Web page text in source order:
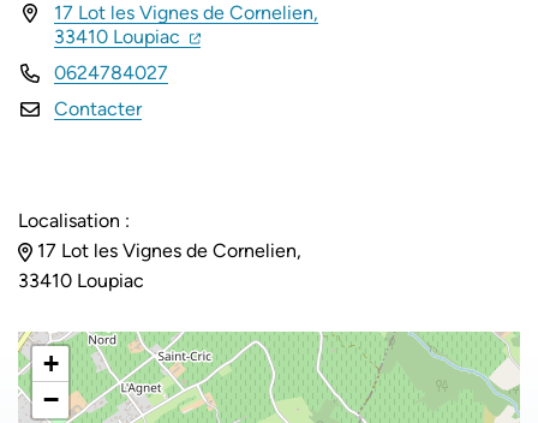
INFOS UTILES
17 Lot les Vignes de Cornelien,
33410 Loupiac (ouverture dans un nouvel onglet)
(ouverture dans un nouvel onglet)
0624784027
Contacter
Localisation :
17 Lot les Vignes de Cornelien,
33410 Loupiac
+
−